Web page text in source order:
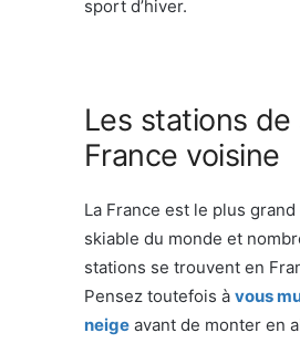
sport d’hiver.
Les stations de
France voisine
La France est le plus
skiable du monde et
stations se trouvent en
Pensez toutefois à vous
neige avant de monter en